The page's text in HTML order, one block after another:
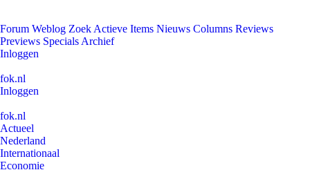
Forum Weblog Zoek Actieve Items Nieuws Columns Reviews
Previews Specials Archief
Inloggen
fok.nl
Inloggen
fok.nl
Actueel
Nederland
Internationaal
Economie